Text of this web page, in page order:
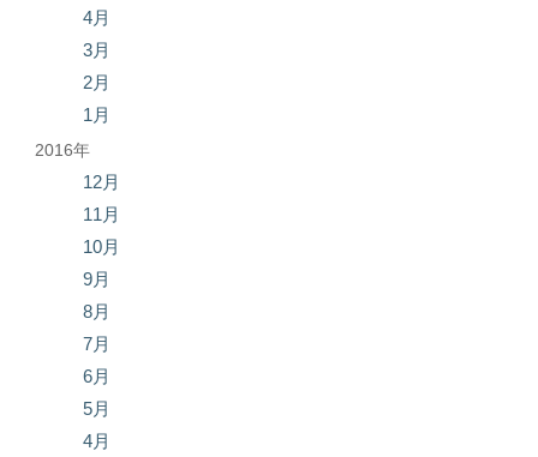
4月
3月
2月
1月
2016年
12月
11月
10月
9月
8月
7月
6月
5月
4月